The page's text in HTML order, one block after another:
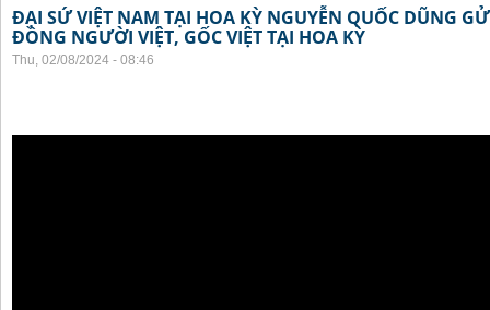
ĐẠI SỨ VIỆT NAM TẠI HOA KỲ NGUYỄN QUỐC DŨNG
ĐỒNG NGƯỜI VIỆT, GỐC VIỆT TẠI HOA KỲ
Thu, 02/08/2024 - 08:46